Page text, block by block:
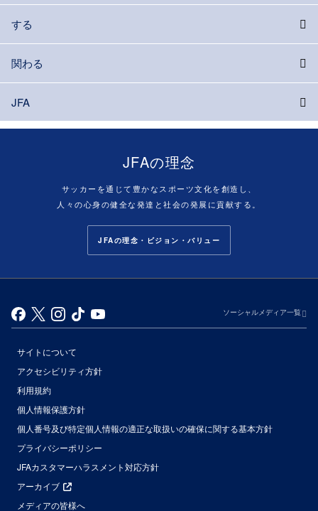
する
関わる
JFA
JFAの理念
サッカーを通じて豊かなスポーツ文化を創造し、
人々の心身の健全な発達と社会の発展に貢献する。
JFAの理念・ビジョン・バリュー
ソーシャルメディア一覧
サイトについて
アクセシビリティ方針
利用規約
個人情報保護方針
個人番号及び特定個人情報の適正な取扱いの確保に関する基本方針
プライバシーポリシー
JFAカスタマーハラスメント対応方針
アーカイブ
メディアの皆様へ